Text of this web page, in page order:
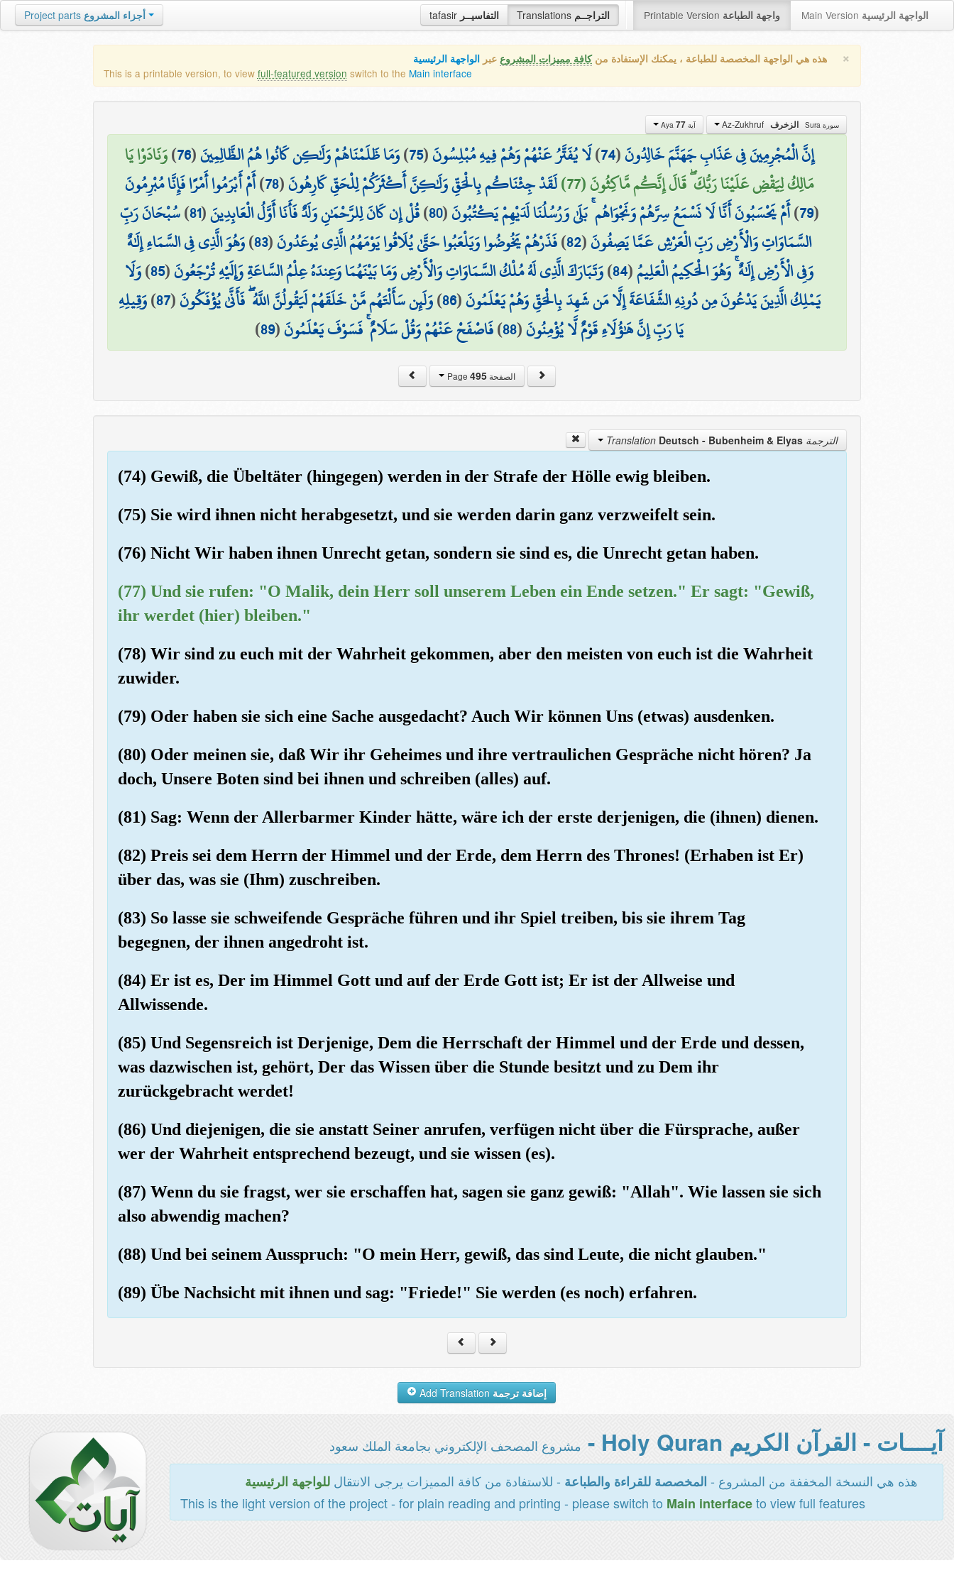
tafasir التفاسيــر Translations التراجــم Printable Version واجهة الطباعة Main Version الواجهة الرئيسية Project parts أجزاء المشروع
× هذه هي الواجهة المخصصة للطباعة ، يمكنك الإستفادة منكافة مميزات المشروع عبر الواجهة الرئيسية
This is a printable version, to view full-featured version switch to the Main interface
سورة Sura الزخرف آية Aya 77
إِنَّ الْمُجْرِمِينَ فِي عَذَابِ جَهَنَّمَ خَالِدُونَ(
74
)لَا يُفَتَّرُ عَنْهُمْ وَهُمْ فِيهِ مُبْلِسُونَ(
75
)وَمَا ظَلَمْنَاهُمْ وَلَٰكِن كَانُوا هُمُ الظَّالِمِينَ(
76
)وَنَادَوْا يَا
مَالِكُ لِيَقْضِ عَلَيْنَا رَبُّكَ ۖ قَالَ إِنَّكُم مَّاكِثُونَ (77)
لَقَدْ جِئْنَاكُم بِالْحَقِّ وَلَٰكِنَّ أَكْثَرَكُمْ لِلْحَقِّ كَارِهُونَ(
78
)أَمْ أَبْرَمُوا أَمْرًا فَإِنَّا مُبْرِمُونَ
(
79
)أَمْ يَحْسَبُونَ أَنَّا لَا نَسْمَعُ سِرَّهُمْ وَنَجْوَاهُم ۚ بَلَىٰ وَرُسُلُنَا لَدَيْهِمْ يَكْتُبُونَ(
80
)قُلْ إِن كَانَ لِلرَّحْمَٰنِ وَلَدٌ فَأَنَا أَوَّلُ الْعَابِدِينَ(
81
)سُبْحَانَ رَبِّ
السَّمَاوَاتِ وَالْأَرْضِ رَبِّ الْعَرْشِ عَمَّا يَصِفُونَ(
82
)فَذَرْهُمْ يَخُوضُوا وَيَلْعَبُوا حَتَّىٰ يُلَاقُوا يَوْمَهُمُ الَّذِي يُوعَدُونَ(
83
)وَهُوَ الَّذِي فِي السَّمَاءِ إِلَٰهٌ
وَفِي الْأَرْضِ إِلَٰهٌ ۚ وَهُوَ الْحَكِيمُ الْعَلِيمُ(
84
)وَتَبَارَكَ الَّذِي لَهُ مُلْكُ السَّمَاوَاتِ وَالْأَرْضِ وَمَا بَيْنَهُمَا وَعِندَهُ عِلْمُ السَّاعَةِ وَإِلَيْهِ تُرْجَعُونَ(
85
)وَلَا
يَمْلِكُ الَّذِينَ يَدْعُونَ مِن دُونِهِ الشَّفَاعَةَ إِلَّا مَن شَهِدَ بِالْحَقِّ وَهُمْ يَعْلَمُونَ(
86
)وَلَئِن سَأَلْتَهُم مَّنْ خَلَقَهُمْ لَيَقُولُنَّ اللَّهُ ۖ فَأَنَّىٰ يُؤْفَكُونَ(
87
)وَقِيلِهِ
يَا رَبِّ إِنَّ هَٰؤُلَاءِ قَوْمٌ لَّا يُؤْمِنُونَ(
88
)فَاصْفَحْ عَنْهُمْ وَقُلْ سَلَامٌ ۚ فَسَوْفَ يَعْلَمُونَ(
89
)
الصفحة Page495
الترجمة Translation Deutsch - Bubenheim & Elyas
(74) Gewiß, die Übeltäter (hingegen) werden in der Strafe der Hölle ewig bleiben.
(75) Sie wird ihnen nicht herabgesetzt, und sie werden darin ganz verzweifelt sein.
(76) Nicht Wir haben ihnen Unrecht getan, sondern sie sind es, die Unrecht getan haben.
(77) Und sie rufen: "O Malik, dein Herr soll unserem Leben ein Ende setzen." Er sagt: "Gewiß,
ihr werdet (hier) bleiben."
(78) Wir sind zu euch mit der Wahrheit gekommen, aber den meisten von euch ist die Wahrheit
zuwider.
(79) Oder haben sie sich eine Sache ausgedacht? Auch Wir können Uns (etwas) ausdenken.
(80) Oder meinen sie, daß Wir ihr Geheimes und ihre vertraulichen Gespräche nicht hören? Ja
doch, Unsere Boten sind bei ihnen und schreiben (alles) auf.
(81) Sag: Wenn der Allerbarmer Kinder hätte, wäre ich der erste derjenigen, die (ihnen) dienen.
(82) Preis sei dem Herrn der Himmel und der Erde, dem Herrn des Thrones! (Erhaben ist Er)
über das, was sie (Ihm) zuschreiben.
(83) So lasse sie schweifende Gespräche führen und ihr Spiel treiben, bis sie ihrem Tag
begegnen, der ihnen angedroht ist.
(84) Er ist es, Der im Himmel Gott und auf der Erde Gott ist; Er ist der Allweise und
Allwissende.
(85) Und Segensreich ist Derjenige, Dem die Herrschaft der Himmel und der Erde und dessen,
was dazwischen ist, gehört, Der das Wissen über die Stunde besitzt und zu Dem ihr
zurückgebracht werdet!
(86) Und diejenigen, die sie anstatt Seiner anrufen, verfügen nicht über die Fürsprache, außer
wer der Wahrheit entsprechend bezeugt, und sie wissen (es).
(87) Wenn du sie fragst, wer sie erschaffen hat, sagen sie ganz gewiß: "Allah". Wie lassen sie sich
also abwendig machen?
(88) Und bei seinem Ausspruch: "O mein Herr, gewiß, das sind Leute, die nicht glauben."
(89) Übe Nachsicht mit ihnen und sag: "Friede!" Sie werden (es noch) erfahren.
إضافة ترجمة
آيــــات - القرآن الكريم Holy Quran - مشروع المصحف الإلكتروني بجامعة الملك سعود
هذه هي النسخة المخففة من المشروع - المخصصة للقراءة والطباعة - للاستفادة من كافة المميزات يرجى الانتقالللواجهة الرئيسية
This is the light version of the project - for plain reading and printing - please switch to Main interfaceto view full features